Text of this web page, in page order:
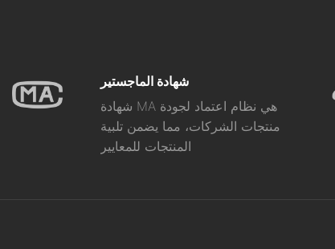
شهادة الماجستير
شهادة MA هي نظام اعتماد لجودة
منتجات الشركات، مما يضمن تلبية
المنتجات للمعايير